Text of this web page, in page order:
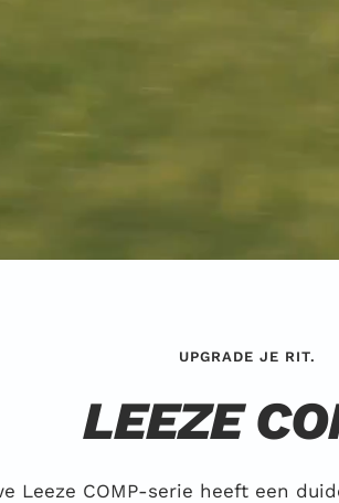
UPGRADE JE RIT.
LEEZE
Leeze COMP-serie heeft een